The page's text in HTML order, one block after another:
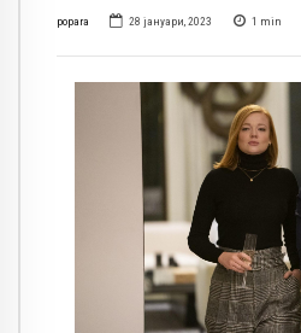
popara 28 јануари, 2023 1 min